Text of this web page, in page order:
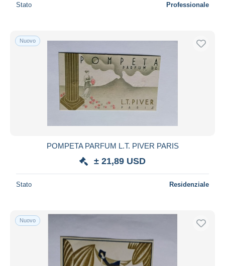
Stato Professionale
Nuovo
POMPETA PARFUM L.T. PIVER PARIS
± 21,89 USD
Stato Residenziale
Nuovo